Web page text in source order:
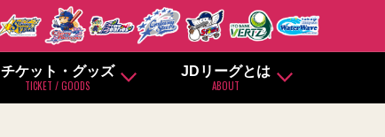
チケット・グッズ
TICKET / GOODS
JDリーグとは
ABOUT